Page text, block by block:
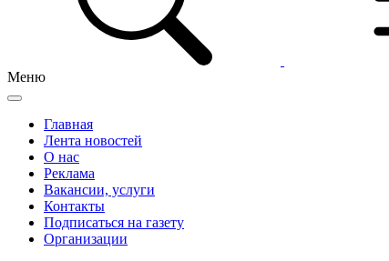
Меню
Главная
Лента новостей
О нас
Реклама
Вакансии, услуги
Контакты
Подписаться на газету
Организации